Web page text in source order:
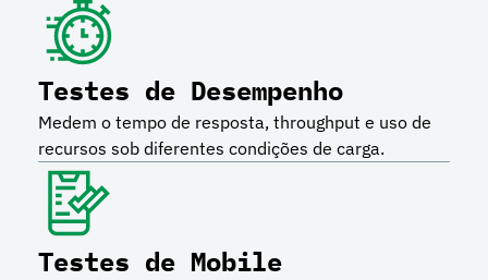
Testes de Desempenho
Medem o tempo de resposta, throughput e uso de
recursos sob diferentes condições de carga.
Testes de Mobile